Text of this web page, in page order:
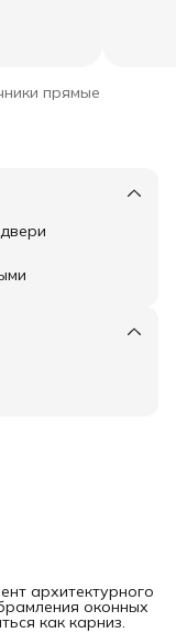
прямые
архитектурного
оконных
как карниз.